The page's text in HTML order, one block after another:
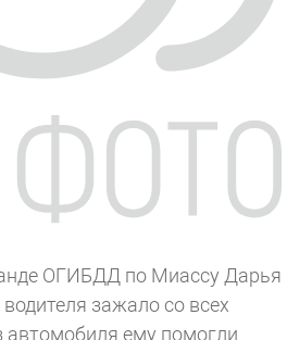
ОГИБДД по Миассу Дарья
зажало со всех
автомобиля ему помогли